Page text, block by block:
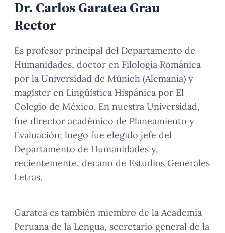
Dr. Carlos Garatea Grau
Rector
Es profesor principal del Departamento de
Humanidades, doctor en Filología Románica
por la Universidad de Múnich (Alemania) y
magíster en Lingüística Hispánica por El
Colegio de México. En nuestra Universidad,
fue director académico de Planeamiento y
Evaluación; luego fue elegido jefe del
Departamento de Humanidades y,
recientemente, decano de Estudios Generales
Letras.
Garatea es también miembro de la Academia
Peruana de la Lengua, secretario general de la